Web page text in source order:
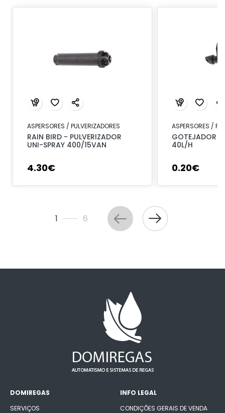
ASPERSORES / PULVERIZADORES
RAIN BIRD - PULVERIZADOR
UNI-SPRAY 400/15VAN
4.30€
ASPERSORES /
GOTEJADOR
40L/H
0.20€
1 6
DOMIREGAS
SERVIÇOS
INFO LEGAL
CONDIÇÕES GERAIS DE VENDA